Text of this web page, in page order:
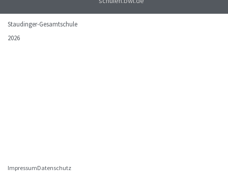
Staudinger-Gesamtschule
2026
ImpressumDatenschutz